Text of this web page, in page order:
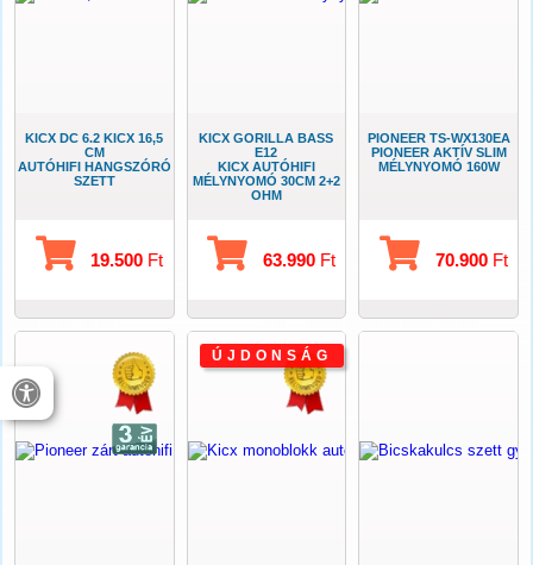
KICX DC 6.2 KICX 16,5
CM
AUTÓHIFI HANGSZÓRÓ
SZETT
19.500 Ft
KICX GORILLA BASS
E12
KICX AUTÓHIFI
MÉLYNYOMÓ 30CM 2+2
OHM
63.990Ft
PIONEER TS-WX130EA
PIONEER AKTÍV SLIM
MÉLYNYOMÓ 160W
70.900Ft
ÚJDONSÁG